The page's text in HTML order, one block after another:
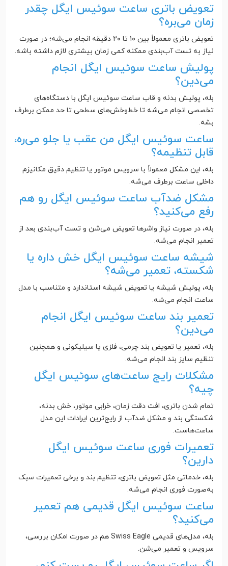
تعویض باتری ساعت سوئیس ایگل چقدر
زمان می‌بره؟
تعویض باتری معمولاً بین ۱۰ تا ۲۰ دقیقه انجام می‌شه؛ در صورت
نیاز به تست آب‌بندی ممکنه کمی زمان بیشتری لازم داشته باشه.
پولیش ساعت سوئیس ایگل انجام
می‌دین؟
بله، پولیش بدنه و قاب ساعت سوئیس ایگل با دستگاه‌های
تخصصی انجام می‌شه تا خط‌وخش‌های سطحی تا حد ممکن برطرف
بشه.
ساعت سوئیس ایگل من عقب یا جلو می‌ره،
قابل تنظیمه؟
بله، این مشکل معمولاً با سرویس موتور یا تنظیم دقیق مکانیزم
داخلی ساعت برطرف می‌شه.
مشکل ضدآب ساعت سوئیس ایگل رو هم
رفع می‌کنید؟
بله، در صورت نیاز واشرها تعویض می‌شن و تست آب‌بندی بعد از
تعمیر انجام می‌شه.
شیشه ساعت سوئیس ایگل خش داره یا
شکسته، تعمیر می‌شه؟
بله، پولیش شیشه یا تعویض شیشه استاندارد و متناسب با مدل
ساعت انجام می‌شه.
تعمیر بند ساعت سوئیس ایگل انجام
می‌دین؟
بله، تعمیر یا تعویض بند چرمی، فلزی یا سیلیکونی و همچنین
تنظیم سایز بند انجام می‌شه.
مشکلات رایج ساعت‌های سوئیس ایگل
چیه؟
تمام شدن باتری، افت دقت زمان، خرابی موتور، خش بدنه،
شکستگی بند و مشکل ضدآب از رایج‌ترین ایرادات این مدل
ساعت‌هاست.
تعمیرات فوری ساعت سوئیس ایگل
دارین؟
بله، خدماتی مثل تعویض باتری، تنظیم بند و برخی تعمیرات سبک
به‌صورت فوری انجام می‌شه.
ساعت سوئیس ایگل قدیمی هم تعمیر
می‌کنید؟
بله، مدل‌های قدیمی Swiss Eagle هم در صورت امکان بررسی،
سرویس و تعمیر می‌شن.